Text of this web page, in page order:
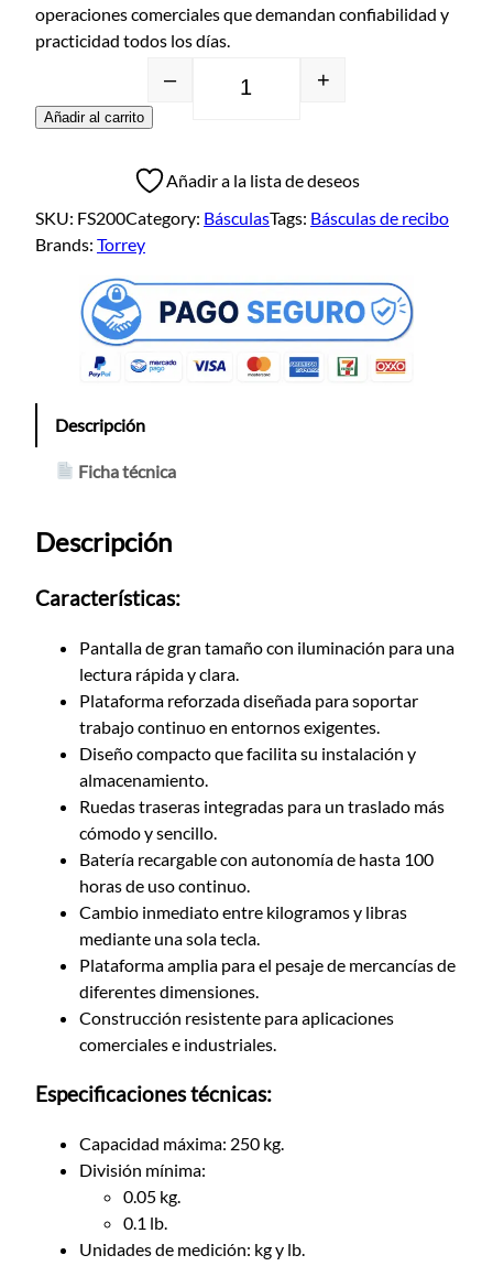
operaciones comerciales que demandan confiabilidad y
practicidad todos los días.
– +
Añadir al carrito
Añadir a la lista de deseos
SKU: FS200Category: BásculasTags: Básculas de recibo
Brands: Torrey
Descripción
Ficha técnica
Descripción
Características:
Pantalla de gran tamaño con iluminación para una
lectura rápida y clara.
Plataforma reforzada diseñada para soportar
trabajo continuo en entornos exigentes.
Diseño compacto que facilita su instalación y
almacenamiento.
Ruedas traseras integradas para un traslado más
cómodo y sencillo.
Batería recargable con autonomía de hasta 100
horas de uso continuo.
Cambio inmediato entre kilogramos y libras
mediante una sola tecla.
Plataforma amplia para el pesaje de mercancías de
diferentes dimensiones.
Construcción resistente para aplicaciones
comerciales e industriales.
Especificaciones técnicas:
Capacidad máxima: 250 kg.
División mínima:
0.05 kg.
0.1 lb.
Unidades de medición: kg y lb.